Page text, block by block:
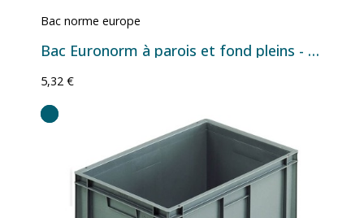
Bac norme europe
Bac Euronorm à parois et fond pleins - 5 L - 300×200×120 mm
5,32 €